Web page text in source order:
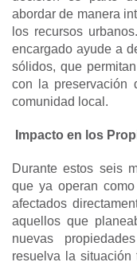
abordar de manera
los recursos
encargado ayude a
sólidos, que
con la preservación
comunidad local.
Impacto en los
Durante estos seis
que ya operan
afectados
aquellos que
nuevas
resuelva la